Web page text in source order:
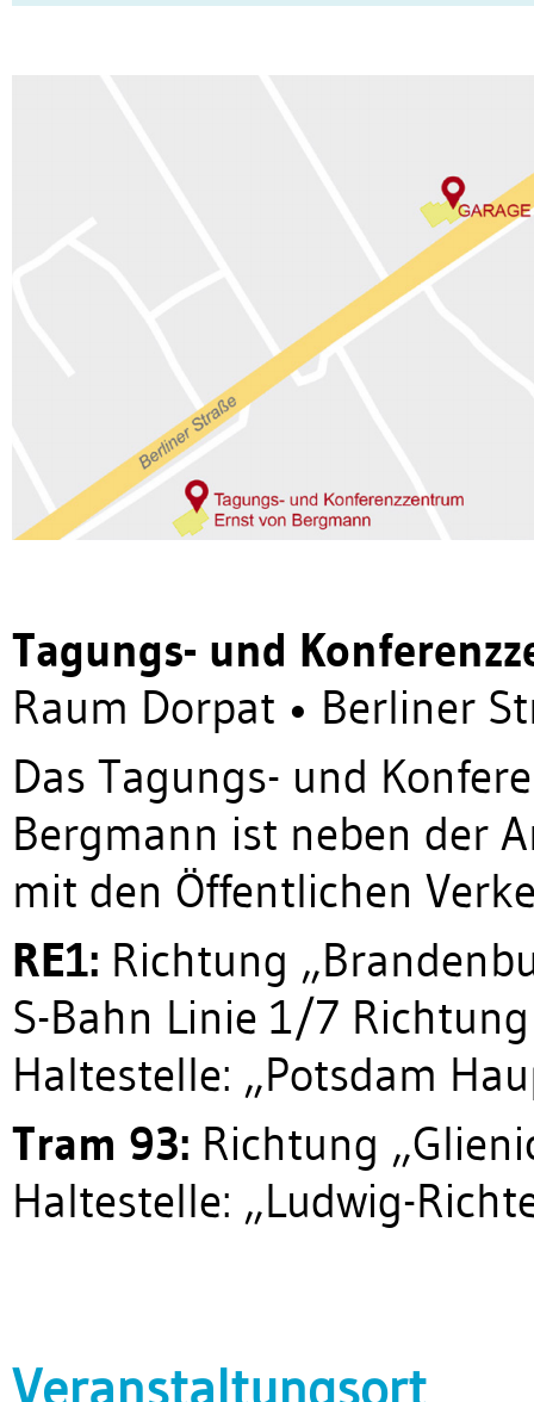
Tagungs- und
Raum Dorpat • Berliner
Das Tagungs- und
Bergmann ist neben der
mit den Öffentlichen
RE1: Richtung
S-Bahn Linie 1/7
Haltestelle: „Potsdam
Tram 93: Richtung
Haltestelle: „Ludwig-